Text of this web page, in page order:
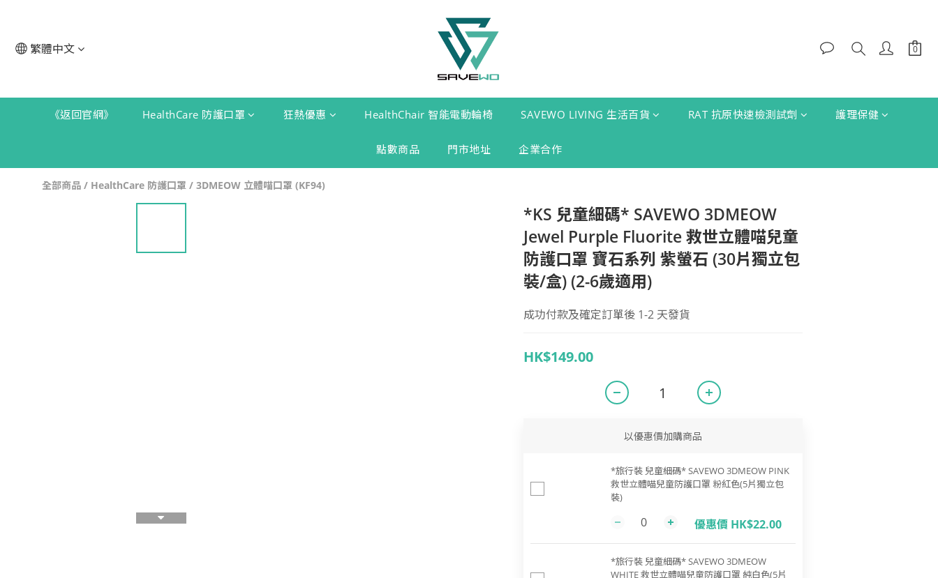
繁體中文
《返回官網》 HealthCare 防護口罩 狂熱優惠 HealthChair 智能電動輪椅 SAVEWO LIVING 生活百貨 RAT 抗原快速檢測試劑 護理保健
點數商品 門市地址 企業合作
全部商品 / HealthCare 防護口罩 / 3DMEOW 立體喵口罩 (KF94)
*KS 兒童細碼* SAVEWO 3DMEOW
Jewel Purple Fluorite 救世立體喵兒童
防護口罩 寶石系列 紫螢石 (30片獨立包
裝/盒) (2-6歲適用)
成功付款及確定訂單後 1-2 天發貨
HK$149.00
以優惠價加購商品
*旅行裝 兒童細碼* SAVEWO 3DMEOW PINK
救世立體喵兒童防護口罩 粉紅色(5片獨立包
裝)
優惠價 HK$22.00
*旅行裝 兒童細碼* SAVEWO 3DMEOW
WHITE 救世立體喵兒童防護口罩 純白色(5片